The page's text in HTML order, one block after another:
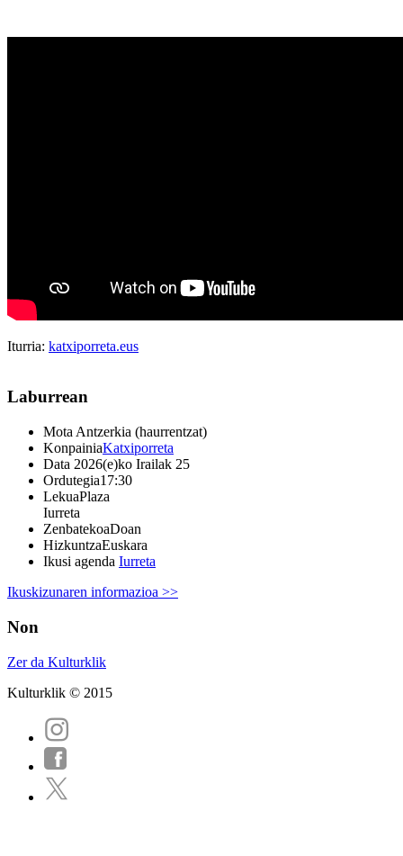
Iturria: katxiporreta.eus
Laburrean
Mota Antzerkia (haurrentzat)
KonpainiaKatxiporreta
Data 2026(e)ko Irailak 25
Ordutegia17:30
LekuaPlaza
Iurreta
ZenbatekoaDoan
HizkuntzaEuskara
Ikusi agenda Iurreta
Ikuskizunaren informazioa >>
Non
Zer da Kulturklik
Kulturklik © 2015